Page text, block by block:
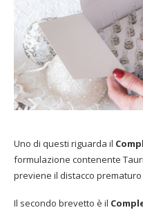
Uno di questi riguarda il
formulazione contenente
previene il distacco
Il secondo brevetto è il